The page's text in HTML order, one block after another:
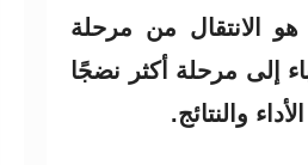
الانتقال من مرحلة
إلى مرحلة أكثر نضجًا
والنتائج.